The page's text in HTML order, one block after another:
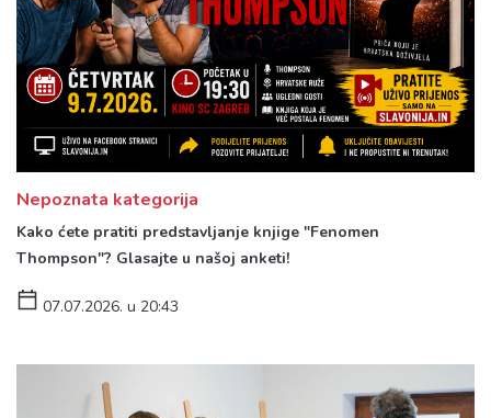
Nepoznata kategorija
Kako ćete pratiti predstavljanje knjige "Fenomen
Thompson"? Glasajte u našoj anketi!
07.07.2026. u 20:43